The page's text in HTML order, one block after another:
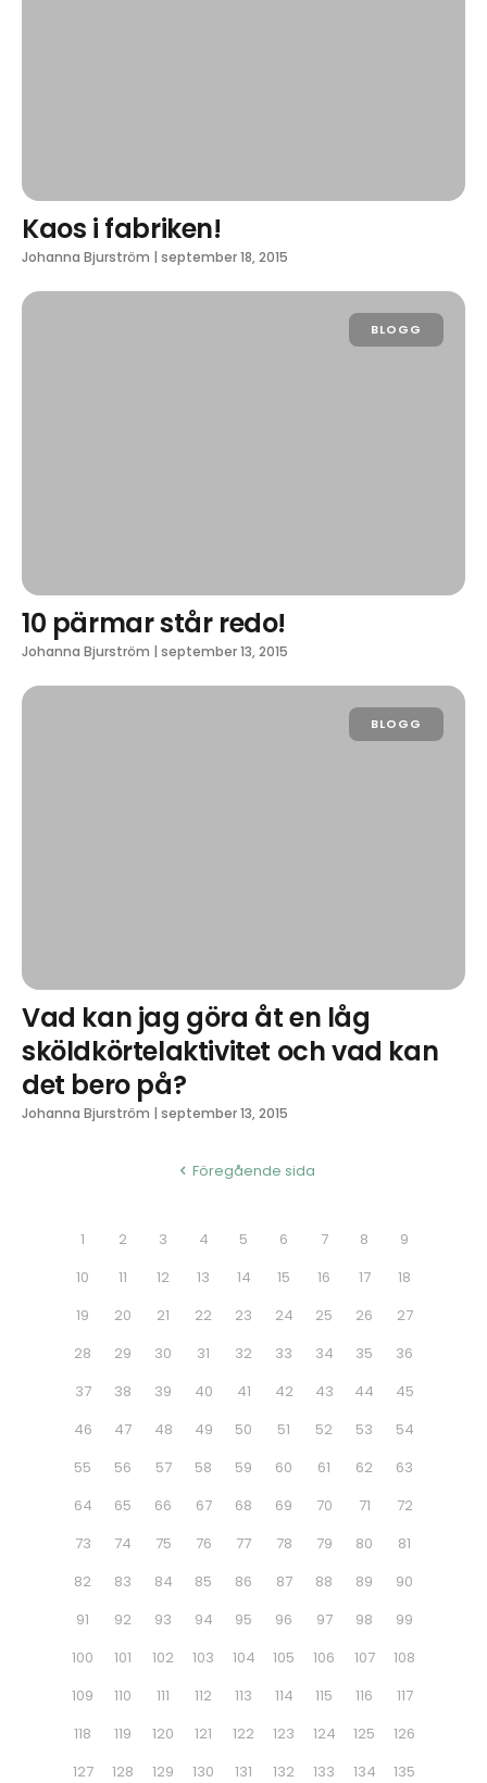
Kaos i fabriken!
Johanna Bjurström | september 18, 2015
BLOGG
10 pärmar står redo!
Johanna Bjurström | september 13, 2015
BLOGG
Vad kan jag göra åt en låg
sköldkörtelaktivitet och vad kan
det bero på?
Johanna Bjurström | september 13, 2015
Föregående sida
1 2 3 4 5 6 7 8
9
10
11 12 13 14 15 16 17
18
19
20 21 22 23 24 25 26
27
28
29 30 31 32 33 34 35
36
37
38 39 40 41 42 43 44
45
46
47 48 49 50 51 52 53
54
55
56 57 58 59 60 61 62
63
64
65 66 67 68 69 70 71
72
73
74 75 76 77 78 79 80
81
82
83 84 85 86 87 88 89
90
91
92 93 94 95 96 97 98
99
100
101 102 103 104 105 106 107
108
109
110 111 112 113 114 115 116
117
118
119 120 121 122 123 124 125
126
127
128 129 130 131 132 133 134
135